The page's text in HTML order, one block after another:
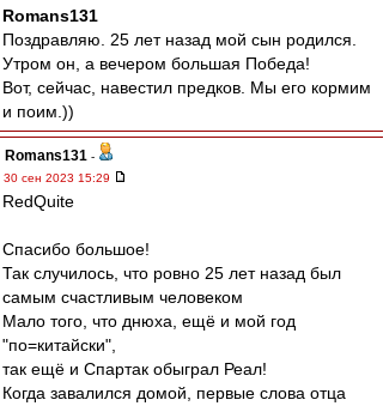
Romans131
Поздравляю. 25 лет назад мой сын родился.
Утром он, а вечером большая Победа!
Вот, сейчас, навестил предков. Мы его кормим
и поим.))
Romans131 -
30 сен 2023 15:29
RedQuite
Спасибо большое!
Так случилось, что ровно 25 лет назад был
самым счастливым человеком
Мало того, что днюха, ещё и мой год
"по=китайски",
так ещё и Спартак обыграл Реал!
Когда завалился домой, первые слова отца